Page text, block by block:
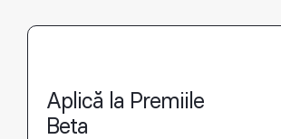
Aplică la Premiile
Beta